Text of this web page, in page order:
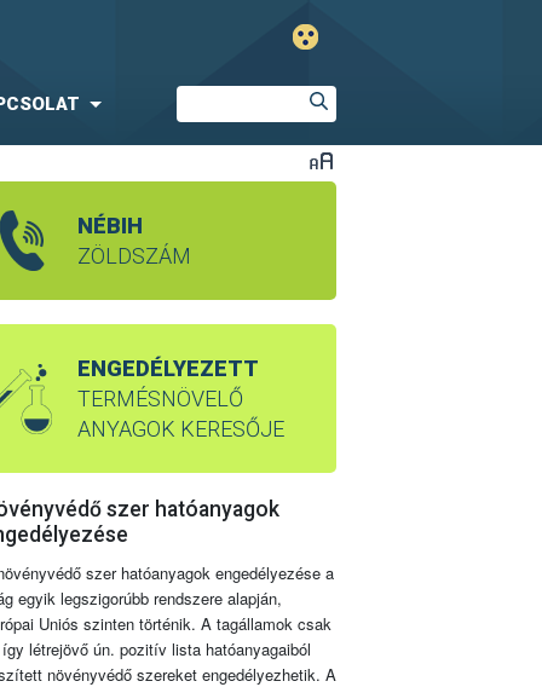
NÉBIH
ZÖLDSZÁM
ENGEDÉLYEZETT
TERMÉSNÖVELŐ
ANYAGOK KERESŐJE
szer hatóanyagok
szer hatóanyagok engedélyezése a
egyik legszigorúbb rendszere alapján,
Uniós szinten történik. A tagállamok csak
létrejövő ún. pozitív lista hatóanyagaiból
növényvédő szereket engedélyezhetik. A